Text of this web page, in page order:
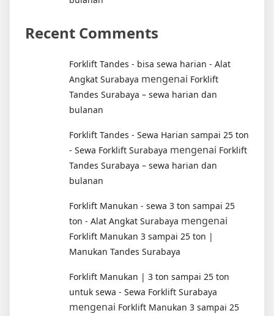
Recent Comments
Forklift Tandes - bisa sewa harian - Alat
Angkat Surabaya mengenai Forklift
Tandes Surabaya – sewa harian dan
bulanan
Forklift Tandes - Sewa Harian sampai 25 ton
- Sewa Forklift Surabaya mengenai Forklift
Tandes Surabaya – sewa harian dan
bulanan
Forklift Manukan - sewa 3 ton sampai 25
ton - Alat Angkat Surabaya mengenai
Forklift Manukan 3 sampai 25 ton |
Manukan Tandes Surabaya
Forklift Manukan | 3 ton sampai 25 ton
untuk sewa - Sewa Forklift Surabaya
mengenai Forklift Manukan 3 sampai 25